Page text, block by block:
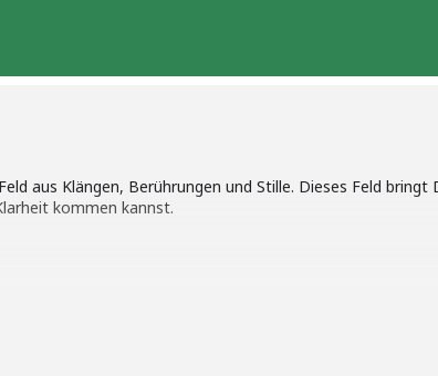
aus Klängen, Berührungen und Stille. Dieses Feld bringt
kommen kannst.
Beginn 17.45)